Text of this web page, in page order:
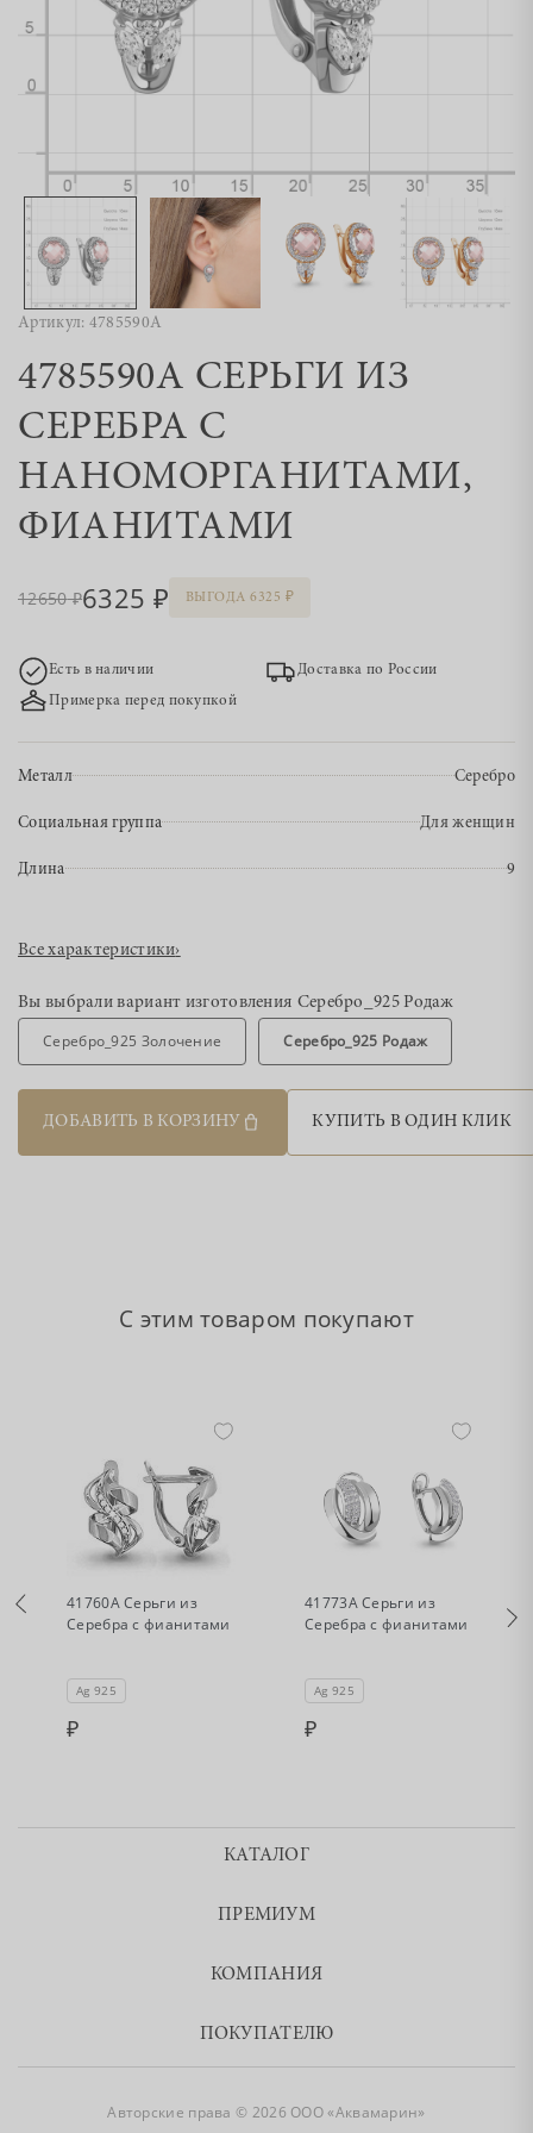
Артикул: 4785590А
4785590А СЕРЬГИ ИЗ
СЕРЕБРА С
НАНОМОРГАНИТАМИ,
ФИАНИТАМИ
12650 6325 ВЫГОДА 6325
Есть в наличии
Доставка по России
Примерка перед покупкой
Металл Серебро
Социальная группа Для женщин
Длина 9
Все характеристики›
Вы выбрали вариант изготовления Серебро_925 Родаж
Серебро_925 Золочение Серебро_925 Родаж
ДОБАВИТЬ В КОРЗИНУ КУПИТЬ В ОДИН КЛИК
С этим товаром покупают
•
41760А Серьги из
Серебра с фианитами
Ag 925
41773А Серьги из
Серебра с фианитами
Ag 925
КАТАЛОГ
ПРЕМИУМ
КОМПАНИЯ
ПОКУПАТЕЛЮ
Авторские права © 2026 ООО «Аквамарин»